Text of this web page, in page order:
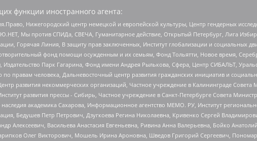
функции иностранного агента:
Нижегородский центр немецкой и европейской культуры, Центр гендерных
Мы против СПИДа, СВЕЧА, Гуманитарное действие, Открытый Петербург, Лига
Горячая Линия, В защиту прав заключенных, Институт глобализации и
фонд помощи осужденным и их семьям, Фонд Тольятти, Новое время,
Парк Гагарина, Фонд имени Андрея Рылькова, Сфера, Центр СИБАЛЬТ,
по правам человека, Дальневосточный центр развития гражданских инициатив и
развития некоммерческих организаций, Частное учреждение в Калининграде Совета
развития прессы - Сибирь, Частное учреждение в Санкт-Петербурге Совета
академика Сахарова, Информационное агентство МЕМО. РУ, Институт
Бедушев Петр Петрович, Дзугкоева Регина Николаевна, Кривенко Сергей
Алексеевич, Васильева Анастасия Евгеньевна, Ривина Анна Валерьевна, Бойко
Олег Викторович, Мошель Ирина Ароновна, Шведов Григорий Сергеевич,